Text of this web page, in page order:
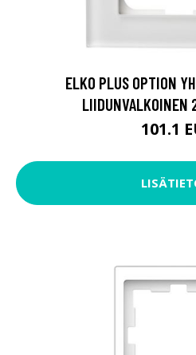
ELKO PLUS OPTION
LIIDUNVALKOINEN
101.1